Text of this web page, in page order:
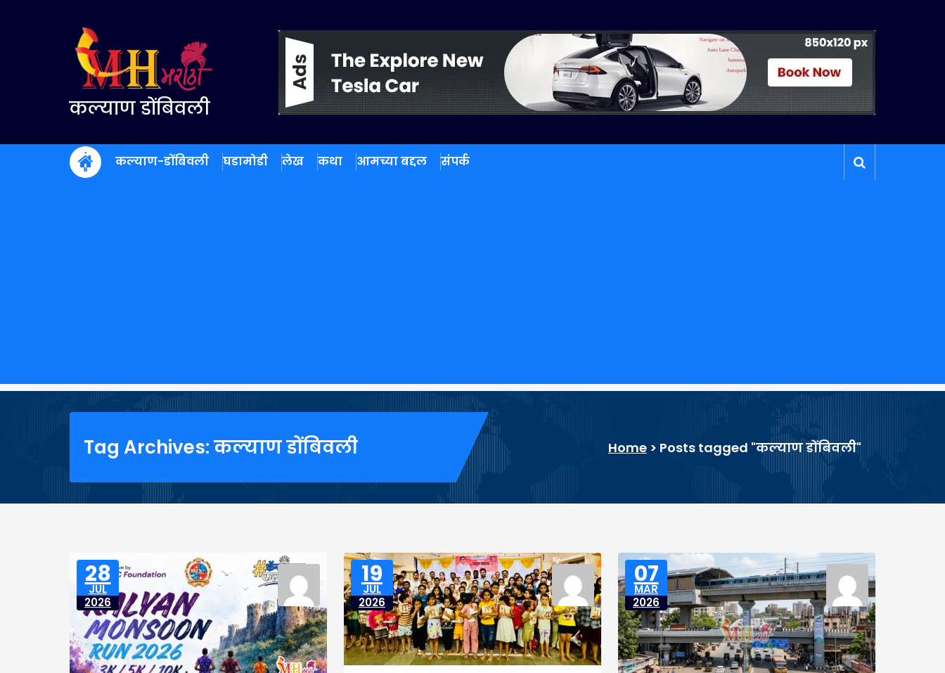
कल्याण डोंबिवली
कल्याण-डोंबिवली घडामोडी लेख कथा आमच्या बद्दल संपर्क
Tag Archives: कल्याण डोंबिवली Home > Posts tagged "कल्याण डोंबिवली"
28
JUL
2026
19
JUL
2026
07
MAR
2026